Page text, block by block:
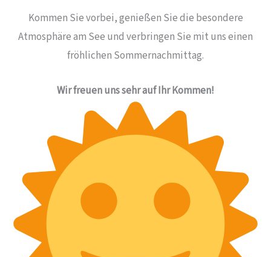
Kommen Sie vorbei, genießen Sie die besondere
Atmosphäre am See und verbringen Sie mit uns einen
fröhlichen Sommernachmittag.
Wir freuen uns sehr auf Ihr Kommen!